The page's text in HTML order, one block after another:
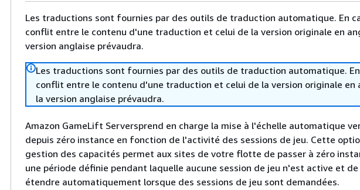
Les traductions sont fournies par des outils de traduction automatique. En
conflit entre le contenu d'une traduction et celui de la version originale en
version anglaise prévaudra.
Les traductions sont fournies par des outils de traduction automatique.
conflit entre le contenu d'une traduction et celui de la version originale en
la version anglaise prévaudra.
Amazon GameLift Serversprend en charge la mise à l'échelle automatique
depuis zéro instance en fonction de l'activité des sessions de jeu. Cette
gestion des capacités permet aux sites de votre flotte de passer à zéro
une période définie pendant laquelle aucune session de jeu n'est active et de
étendre automatiquement lorsque des sessions de jeu sont demandées.